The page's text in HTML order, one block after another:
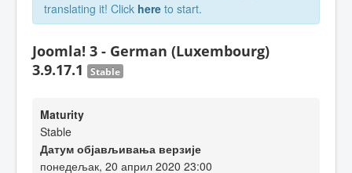
translating it! Click here to start.
Joomla! 3 - German (Luxembourg)
3.9.17.1
Stable
Maturity
Stable
Датум објављивања верзије
понедељак, 20 април 2020 23:00